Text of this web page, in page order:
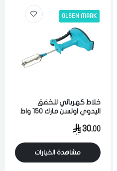
OLSEN MARK
خلاط كهربائي للخفق
اليدوي اولسن مارك 150 واط
30.00
مشاهدة الخيارات